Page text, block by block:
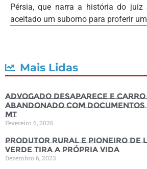
Pérsia, que narra a história do juiz
aceitado um suborno para proferir
Mais Lidas
Advogado desaparece e
abandonado com documentos
MT
Fevereiro 6, 2026
Produtor rural e pioneiro de
Verde tira a própria vida
Dezembro 6, 2023